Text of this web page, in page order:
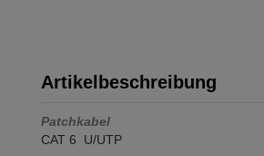
Artikelbeschreibung
Patchkabel
CAT 6 U/UTP